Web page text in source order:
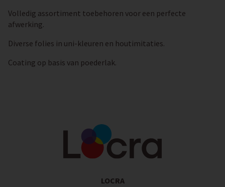
Volledig assortiment toebehoren voor een perfecte
afwerking.
Diverse folies in uni-kleuren en houtimitaties.
Coating op basis van poederlak.
LOCRA